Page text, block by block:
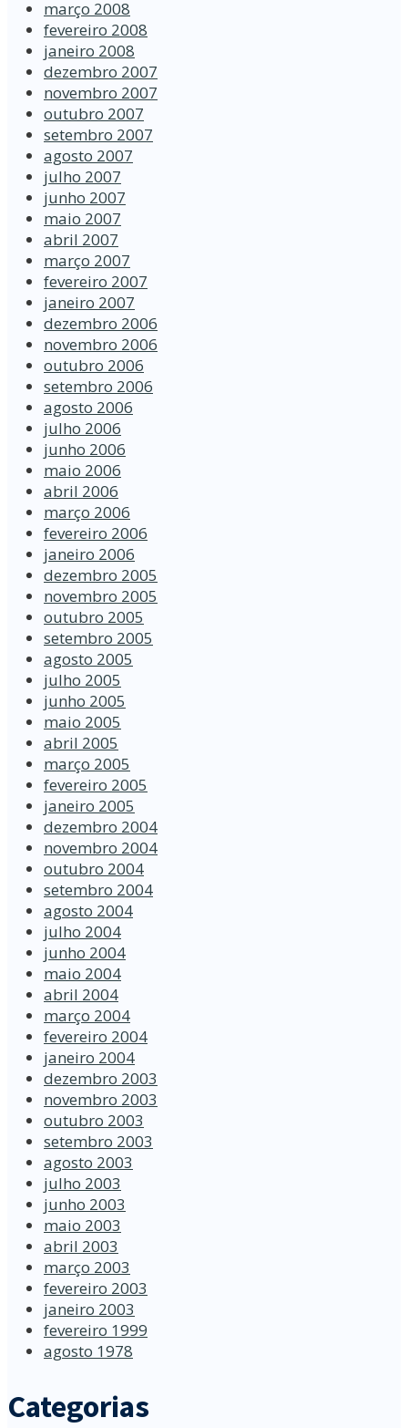
março 2008
fevereiro 2008
janeiro 2008
dezembro 2007
novembro 2007
outubro 2007
setembro 2007
agosto 2007
julho 2007
junho 2007
maio 2007
abril 2007
março 2007
fevereiro 2007
janeiro 2007
dezembro 2006
novembro 2006
outubro 2006
setembro 2006
agosto 2006
julho 2006
junho 2006
maio 2006
abril 2006
março 2006
fevereiro 2006
janeiro 2006
dezembro 2005
novembro 2005
outubro 2005
setembro 2005
agosto 2005
julho 2005
junho 2005
maio 2005
abril 2005
março 2005
fevereiro 2005
janeiro 2005
dezembro 2004
novembro 2004
outubro 2004
setembro 2004
agosto 2004
julho 2004
junho 2004
maio 2004
abril 2004
março 2004
fevereiro 2004
janeiro 2004
dezembro 2003
novembro 2003
outubro 2003
setembro 2003
agosto 2003
julho 2003
junho 2003
maio 2003
abril 2003
março 2003
fevereiro 2003
janeiro 2003
fevereiro 1999
agosto 1978
Categorias